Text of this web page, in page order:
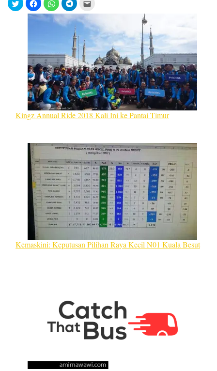
Kingz Annual Ride 2018 Kali Ini ke Pantai Timur
Kemaskini: Keputusan Pilihan Raya Kecil N01 Kuala Besut